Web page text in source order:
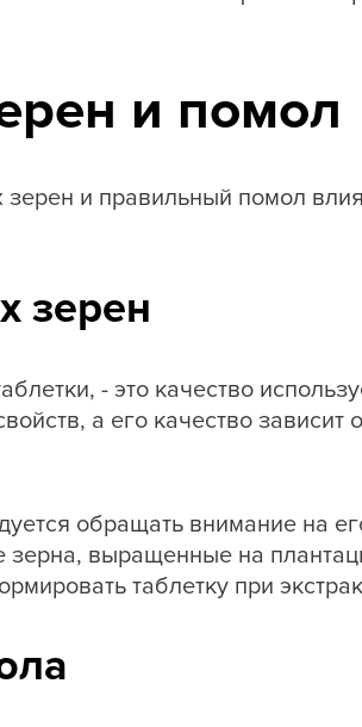
и помол
и правильный помол
зерен
- это качество
а его качество
обращать внимание на
выращенные на
таблетку при